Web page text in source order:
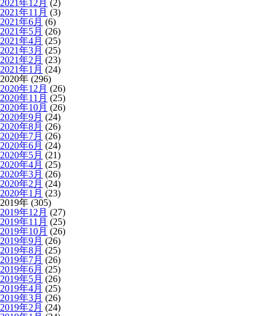
2021年12月 (2)
2021年11月 (3)
2021年6月 (6)
2021年5月 (26)
2021年4月 (25)
2021年3月 (25)
2021年2月 (23)
2021年1月 (24)
2020年 (296)
2020年12月 (26)
2020年11月 (25)
2020年10月 (26)
2020年9月 (24)
2020年8月 (26)
2020年7月 (26)
2020年6月 (24)
2020年5月 (21)
2020年4月 (25)
2020年3月 (26)
2020年2月 (24)
2020年1月 (23)
2019年 (305)
2019年12月 (27)
2019年11月 (25)
2019年10月 (26)
2019年9月 (26)
2019年8月 (25)
2019年7月 (26)
2019年6月 (25)
2019年5月 (26)
2019年4月 (25)
2019年3月 (26)
2019年2月 (24)